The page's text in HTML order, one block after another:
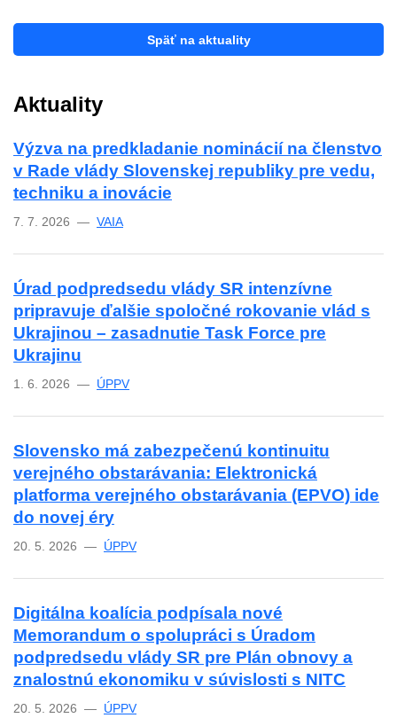
Späť na aktuality
Aktuality
Výzva na predkladanie nominácií na členstvo
v Rade vlády Slovenskej republiky pre vedu,
techniku a inovácie
7. 7. 2026 — VAIA
Úrad podpredsedu vlády SR intenzívne
pripravuje ďalšie spoločné rokovanie vlád s
Ukrajinou – zasadnutie Task Force pre
Ukrajinu
1. 6. 2026 — ÚPPV
Slovensko má zabezpečenú kontinuitu
verejného obstarávania: Elektronická
platforma verejného obstarávania (EPVO) ide
do novej éry
20. 5. 2026 — ÚPPV
Digitálna koalícia podpísala nové
Memorandum o spolupráci s Úradom
podpredsedu vlády SR pre Plán obnovy a
znalostnú ekonomiku v súvislosti s NITC
20. 5. 2026 — ÚPPV